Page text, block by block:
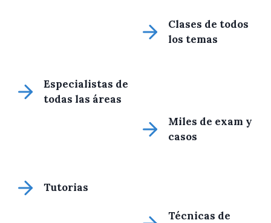
Clases de todos
los temas
Especialistas de
todas las áreas
Miles de exam y
casos
Tutorias
Técnicas de